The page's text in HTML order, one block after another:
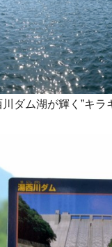
ダム湖が輝く”キラ